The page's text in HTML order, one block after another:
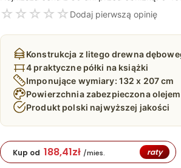
wynosiła:
839,00 zł.
☆ ☆ ☆ ☆ ☆ Dodaj pierwszą opinię
Konstrukcja z litego drewna
4 praktyczne półki na książki
Imponujące wymiary: 132 x 207 cm
Powierzchnia zabezpieczona olejem
Produkt polski najwyższej jakości
Kup od 188,41zł /mies. raty